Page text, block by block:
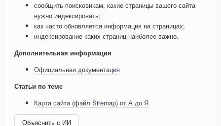
сообщить поисковикам, какие страницы вашего сайта
нужно индексировать;
как часто обновляется информация на страницах;
индексирование каких страниц наиболее важно.
Дополнительная информация
Официальная документация
Статьи по теме
Карта сайта (файл Sitemap) от А до Я
Объяснить с ИИ